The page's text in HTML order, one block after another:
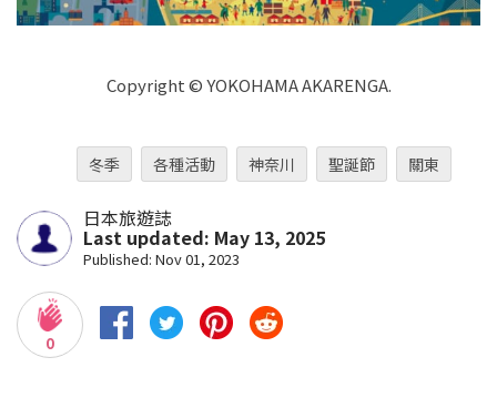
Copyright © YOKOHAMA AKARENGA.
冬季 各種活動 神奈川 聖誕節 關東
日本旅遊誌
Last updated: May 13, 2025
Published: Nov 01, 2023
0